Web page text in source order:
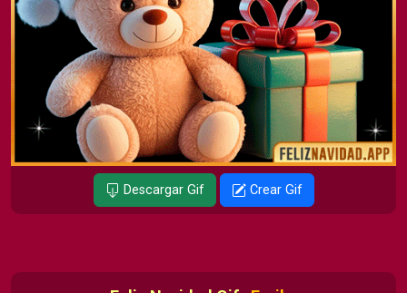
Descargar Gif Crear Gif